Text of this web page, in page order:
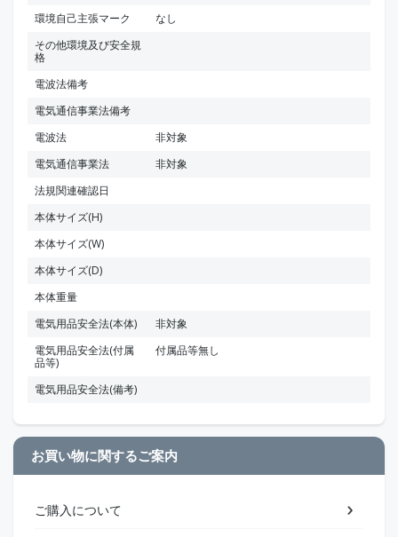
環境自己主張マーク
なし
その他環境及び安全規
格
電波法備考
電気通信事業法備考
電波法
非対象
電気通信事業法
非対象
法規関連確認日
本体サイズ(H)
本体サイズ(W)
本体サイズ(D)
本体重量
電気用品安全法(本体)
非対象
電気用品安全法(付属
品等)
付属品等無し
電気用品安全法(備考)
お買い物に関するご案内
ご購入について